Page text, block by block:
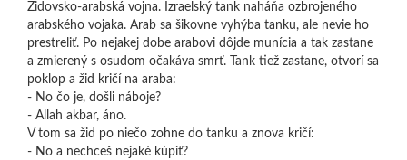
Židovsko-arabská vojna. Izraelský tank naháňa ozbrojeného
arabského vojaka. Arab sa šikovne vyhýba tanku, ale nevie ho
prestreliť. Po nejakej dobe arabovi dôjde munícia a tak zastane
a zmierený s osudom očakáva smrť. Tank tiež zastane, otvorí sa
poklop a žid kričí na araba:
- No čo je, došli náboje?
- Allah akbar, áno.
V tom sa žid po niečo zohne do tanku a znova kričí:
- No a nechceš nejaké kúpiť?